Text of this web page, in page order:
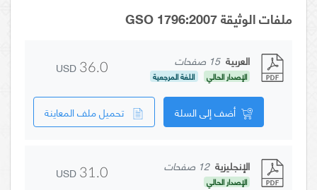
ملفات الوثيقة GSO 1796:2007
العربية 15 صفحات
الإصدار الحالي اللغة المرجعية USD 36.0
أضف إلى السلة تحميل ملف المعاينة
الإنجليزية 12 صفحات
الإصدار الحالي USD 31.0